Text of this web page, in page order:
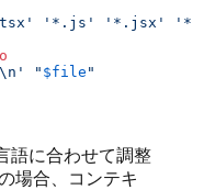
'*.js' '*.jsx'
" $file "
語に合わせて調整
場合、コンテキ